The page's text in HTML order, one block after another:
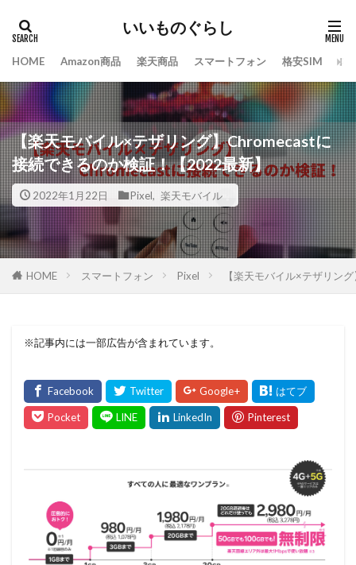
いいものぐらし
HOME Amazon商品 楽天商品 スマートフォン 格安SIM ス
【楽天モバイル×テザリング】Chromecastに
接続できるのか検証！【2022最新】
2022年1月22日 Pixel 楽天モバイル
HOME スマートフォン Pixel 【楽天モバイル×テザリン
※記事内には一部広告が含まれています。